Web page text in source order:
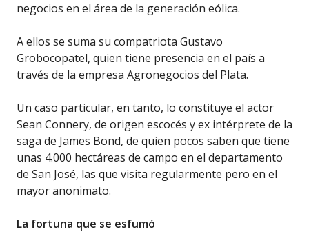
negocios en el área de la generación eólica.
A ellos se suma su compatriota Gustavo
Grobocopatel, quien tiene presencia en el país a
través de la empresa Agronegocios del Plata.
Un caso particular, en tanto, lo constituye el actor
Sean Connery, de origen escocés y ex intérprete de la
saga de James Bond, de quien pocos saben que tiene
unas 4.000 hectáreas de campo en el departamento
de San José, las que visita regularmente pero en el
mayor anonimato.
La fortuna que se esfumó